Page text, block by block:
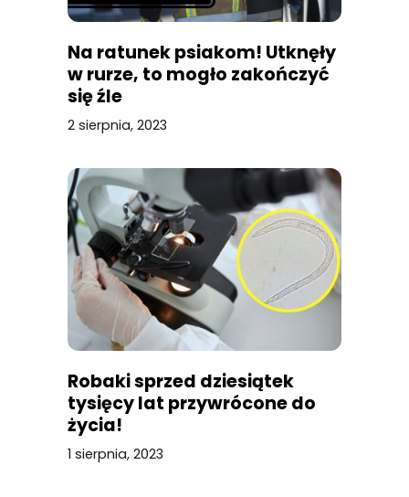
Na ratunek psiakom! Utknęły
w rurze, to mogło zakończyć
się źle
2 sierpnia, 2023
Robaki sprzed dziesiątek
tysięcy lat przywrócone do
życia!
1 sierpnia, 2023